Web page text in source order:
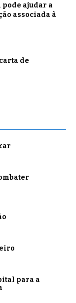
pode ajudar a
associada à
de
para a